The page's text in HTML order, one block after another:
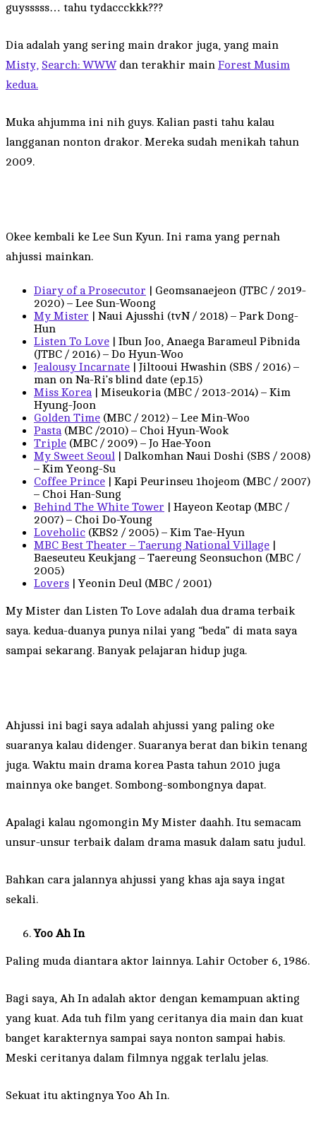
guysssss… tahu tydaccckkk???
Dia adalah yang sering main drakor juga, yang main
Misty, Search: WWWdan terakhir main Forest Musim
kedua.
Muka ahjumma ini nih guys. Kalian pasti tahu kalau
langganan nonton drakor. Mereka sudah menikah tahun
2009.
Okee kembali ke Lee Sun Kyun. Ini rama yang pernah
ahjussi mainkan.
Diary of a Prosecutor | Geomsanaejeon (JTBC / 2019-
2020) – Lee Sun-Woong
My Mister | Naui Ajusshi (tvN / 2018) – Park Dong-
Hun
Listen To Love | Ibun Joo, Anaega Barameul Pibnida
(JTBC / 2016) – Do Hyun-Woo
Jealousy Incarnate | Jiltooui Hwashin (SBS / 2016) –
man on Na-Ri’s blind date (ep.15)
Miss Korea| Miseukoria (MBC / 2013-2014) – Kim
Hyung-Joon
Golden Time (MBC / 2012) – Lee Min-Woo
Pasta(MBC /2010) – Choi Hyun-Wook
Triple (MBC / 2009) – Jo Hae-Yoon
My Sweet Seoul | Dalkomhan Naui Doshi (SBS / 2008)
– Kim Yeong-Su
Coffee Prince | Kapi Peurinseu 1hojeom (MBC / 2007)
– Choi Han-Sung
Behind The White Tower | Hayeon Keotap (MBC /
2007) – Choi Do-Young
Loveholic (KBS2 / 2005) – Kim Tae-Hyun
MBC Best Theater – Taerung National Village |
Baeseuteu Keukjang – Taereung Seonsuchon (MBC /
2005)
Lovers | Yeonin Deul (MBC / 2001)
My Mister dan Listen To Love adalah dua drama terbaik
saya. kedua-duanya punya nilai yang “beda” di mata saya
sampai sekarang. Banyak pelajaran hidup juga.
Ahjussi ini bagi saya adalah ahjussi yang paling oke
suaranya kalau didenger. Suaranya berat dan bikin tenang
juga. Waktu main drama korea Pasta tahun 2010 juga
mainnya oke banget. Sombong-sombongnya dapat.
Apalagi kalau ngomongin My Mister daahh. Itu semacam
unsur-unsur terbaik dalam drama masuk dalam satu judul.
Bahkan cara jalannya ahjussi yang khas aja saya ingat
sekali.
Yoo Ah In
Paling muda diantara aktor lainnya. Lahir October 6, 1986.
Bagi saya, Ah In adalah aktor dengan kemampuan akting
yang kuat. Ada tuh film yang ceritanya dia main dan kuat
banget karakternya sampai saya nonton sampai habis.
Meski ceritanya dalam filmnya nggak terlalu jelas.
Sekuat itu aktingnya Yoo Ah In.